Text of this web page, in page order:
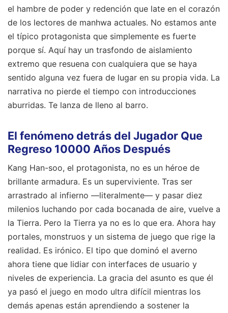
el hambre de poder y redención que late en el corazón
de los lectores de manhwa actuales. No estamos ante
el típico protagonista que simplemente es fuerte
porque sí. Aquí hay un trasfondo de aislamiento
extremo que resuena con cualquiera que se haya
sentido alguna vez fuera de lugar en su propia vida. La
narrativa no pierde el tiempo con introducciones
aburridas. Te lanza de lleno al barro.
El fenómeno detrás del Jugador Que
Regreso 10000 Años Después
Kang Han-soo, el protagonista, no es un héroe de
brillante armadura. Es un superviviente. Tras ser
arrastrado al infierno —literalmente— y pasar diez
milenios luchando por cada bocanada de aire, vuelve a
la Tierra. Pero la Tierra ya no es lo que era. Ahora hay
portales, monstruos y un sistema de juego que rige la
realidad. Es irónico. El tipo que dominó el averno
ahora tiene que lidiar con interfaces de usuario y
niveles de experiencia. La gracia del asunto es que él
ya pasó el juego en modo ultra difícil mientras los
demás apenas están aprendiendo a sostener la